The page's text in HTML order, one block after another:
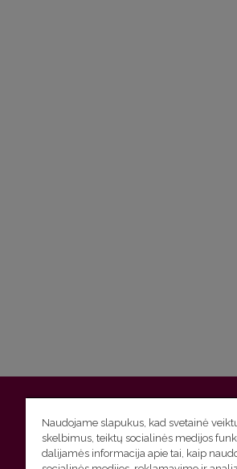
Vilniaus universitetas Filologijos
Studijų skyriaus(studijų ir
Naudojame slapukus, kad svetainė
skelbimus, teiktų socialinės medijos
dalijamės informacija apie tai, kaip